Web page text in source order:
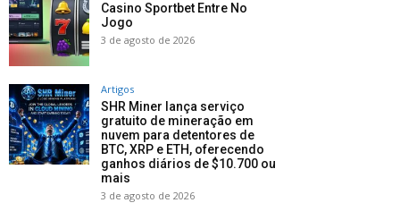
Casino Sportbet Entre No
Jogo
3 de agosto de 2026
Artigos
SHR Miner lança serviço
gratuito de mineração em
nuvem para detentores de
BTC, XRP e ETH, oferecendo
ganhos diários de $10.700 ou
mais
3 de agosto de 2026